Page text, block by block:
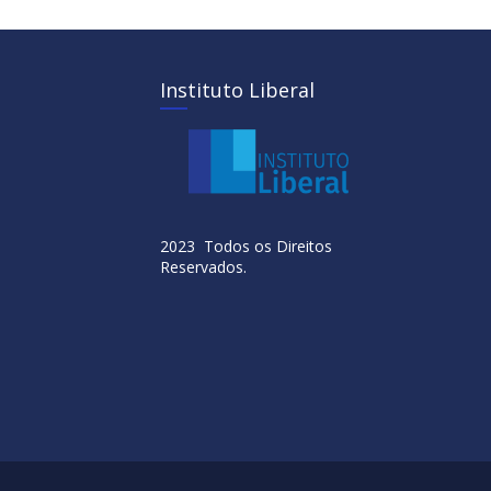
Instituto Liberal
2023 Todos os Direitos
Reservados.